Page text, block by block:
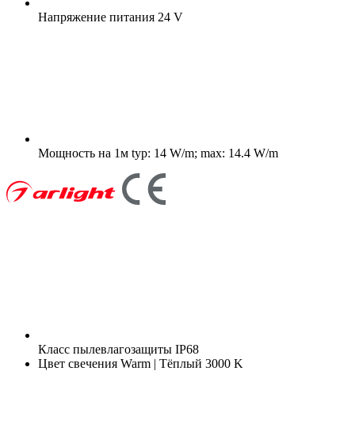
Напряжение питания 24 V
Мощность на 1м typ: 14 W/m; max: 14.4 W/m
Класс пылевлагозащиты IP68
Цвет свечения Warm | Тёплый 3000 K